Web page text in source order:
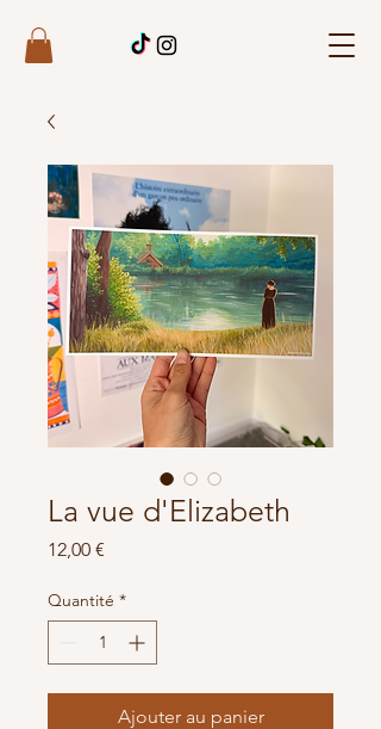
La vue d'Elizabeth
12,00 €
Quantité *
Ajouter au panier